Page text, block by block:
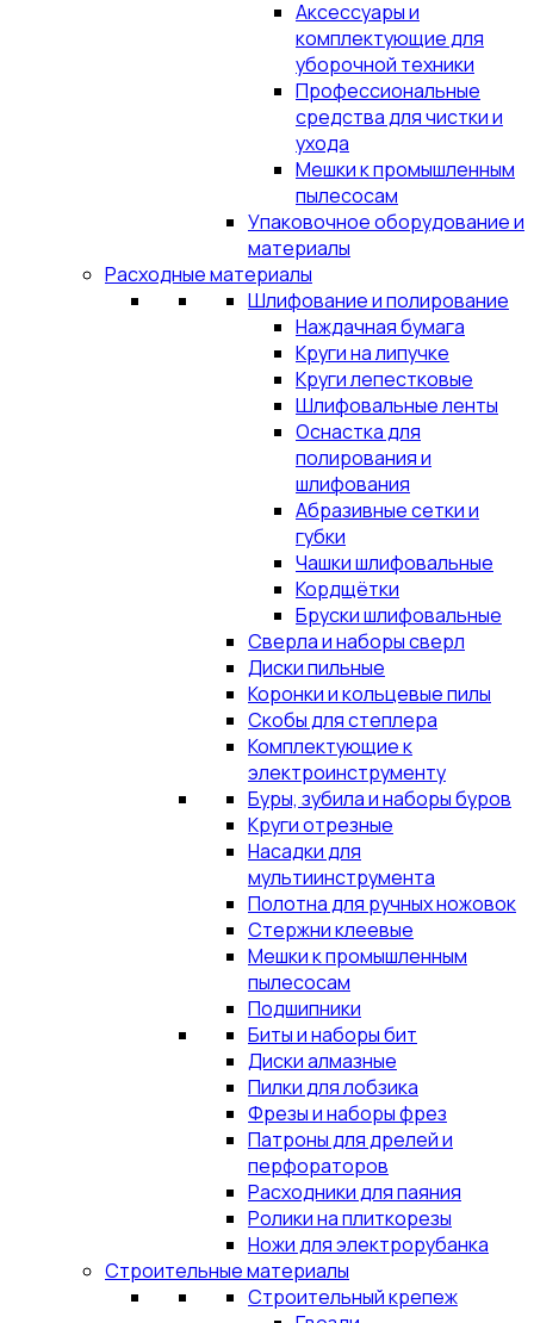
Аксессуары и
комплектующие для
уборочной техники
Профессиональные
средства для чистки и
ухода
Мешки к промышленным
пылесосам
Упаковочное оборудование и
материалы
Расходные материалы
Шлифование и полирование
Наждачная бумага
Круги на липучке
Круги лепестковые
Шлифовальные ленты
Оснастка для
полирования и
шлифования
Абразивные сетки и
губки
Чашки шлифовальные
Кордщётки
Бруски шлифовальные
Сверла и наборы сверл
Диски пильные
Коронки и кольцевые пилы
Скобы для степлера
Комплектующие к
электроинструменту
Буры, зубила и наборы буров
Круги отрезные
Насадки для
мультиинструмента
Полотна для ручных ножовок
Стержни клеевые
Мешки к промышленным
пылесосам
Подшипники
Биты и наборы бит
Диски алмазные
Пилки для лобзика
Фрезы и наборы фрез
Патроны для дрелей и
перфораторов
Расходники для паяния
Ролики на плиткорезы
Ножи для электрорубанка
Строительные материалы
Строительный крепеж